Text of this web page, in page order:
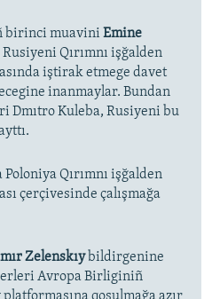
birinci muavini Emine
Qırımnı işğalden
iştirak etmege davet
inanmaylar. Bundan
Dmıtro Kuleba, Rusiyeni bu
Qırımnı işğalden
çerçivesinde çalışmağa
Zelenskıybildirgenine
Avropa Birliginiñ